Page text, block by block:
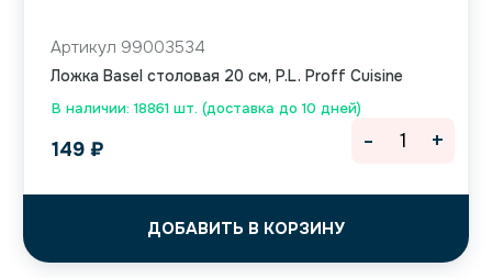
В наличии: 18861 шт. (доставка до 10 дней)
Артикул 99003534
Ложка Basel столовая 20 см, P.L. Proff Cuisine
149 ₽
ДОБАВИТЬ В КОРЗИНУ
- +